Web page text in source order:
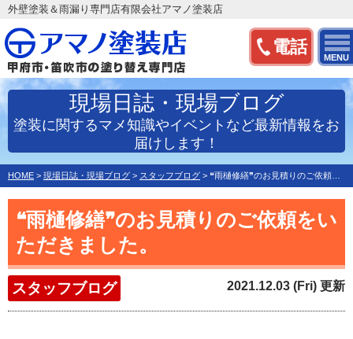
電話
MENU
外壁塗装＆雨漏り専門店有限会社アマノ塗装店
現場日誌・現場ブログ
塗装に関するマメ知識やイベントなど最新情報をお
届けします！
HOME > 現場日誌・現場ブログ > スタッフブログ > ❝雨樋修繕❞のお見積りのご依頼をいただきました。
❝雨樋修繕❞のお見積りのご依頼をい
ただきました。
スタッフブログ 2021.12.03 (Fri) 更新